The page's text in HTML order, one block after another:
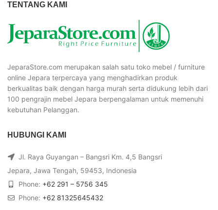
TENTANG KAMI
JeparaStore.com merupakan salah satu toko mebel / furniture
online Jepara terpercaya yang menghadirkan produk
berkualitas baik dengan harga murah serta didukung lebih dari
100 pengrajin mebel Jepara berpengalaman untuk memenuhi
kebutuhan Pelanggan.
HUBUNGI KAMI
Jl. Raya Guyangan – Bangsri Km. 4,5 Bangsri
Jepara, Jawa Tengah, 59453, Indonesia
Phone: +62 291 – 5756 345
Phone: +62 81325645432